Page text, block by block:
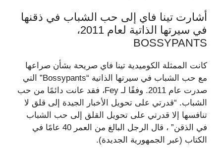
أشارت تينا فاي إلى حب الشباب في ذقنها
في سيرتها الذاتية لعام 2011،
BOSSYPANTS
كانت الممثلة الكوميدية تينا فاي صريحة بشأن صراعها
مع حب الشباب في سيرتها الذاتية “Bossypants” التي
صدرت عام 2011. وفقًا لـ Fey، فقد عانت دائمًا من حب
الشباب. “قدرتي على تحويل الأخبار الجيدة إلى قلق لا
تنافسها إلا قدرتي على تحويل القلق إلى حب الشباب
في الذقن” ، قال الرجل البالغ من العمر 40 عامًا في
الكتاب (عبر الجمهورية الجديدة).